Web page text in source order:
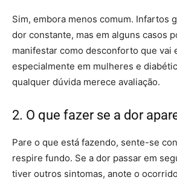
Sim, embora menos comum. Infartos
dor constante, mas em alguns casos
manifestar como desconforto que vai
especialmente em mulheres e
qualquer dúvida merece avaliação.
2. O que fazer se a dor
Pare o que está fazendo, sente-se
respire fundo. Se a dor passar em
tiver outros sintomas, anote o